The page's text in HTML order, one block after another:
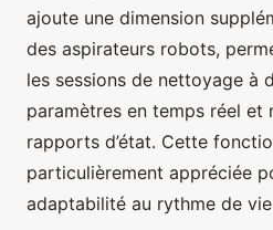
ajoute une dimension
des aspirateurs robots,
les sessions de nettoyage à
paramètres en temps réel et
rapports d’état. Cette
particulièrement appréciée
adaptabilité au rythme de